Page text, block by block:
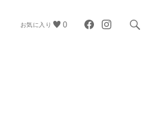
お気に入り 0